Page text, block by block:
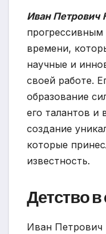
Иван Петрович
времени,
научные и
своей работе.
образование
его талантов и
создание
которые
известность.
Детство
Иван Петрович